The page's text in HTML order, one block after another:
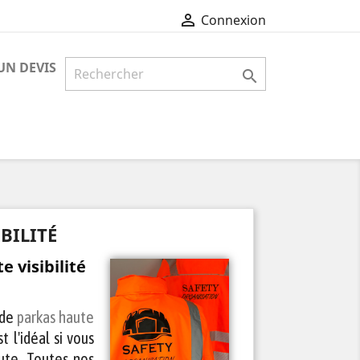
 Connexion
DEVIS 
visibilité
parkas haute
l'idéal si vous